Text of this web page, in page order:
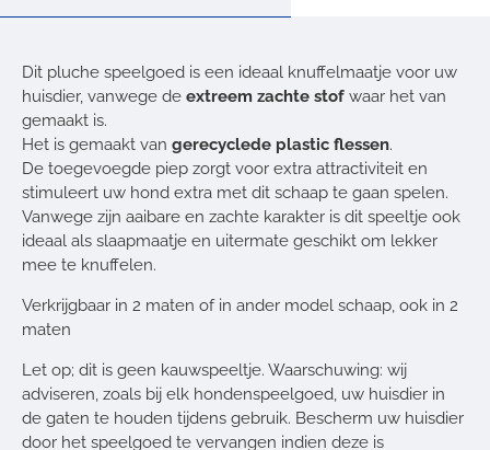
Dit pluche speelgoed is een ideaal knuffelmaatje voor uw
huisdier, vanwege de extreem zachte stof waar het van
gemaakt is.
Het is gemaakt van gerecyclede plastic flessen.
De toegevoegde piep zorgt voor extra attractiviteit en
stimuleert uw hond extra met dit schaap te gaan spelen.
Vanwege zijn aaibare en zachte karakter is dit speeltje ook
ideaal als slaapmaatje en uitermate geschikt om lekker
mee te knuffelen.
Verkrijgbaar in 2 maten of in ander model schaap, ook in 2
maten
Let op; dit is geen kauwspeeltje. Waarschuwing: wij
adviseren, zoals bij elk hondenspeelgoed, uw huisdier in
de gaten te houden tijdens gebruik. Bescherm uw huisdier
door het speelgoed te vervangen indien deze is